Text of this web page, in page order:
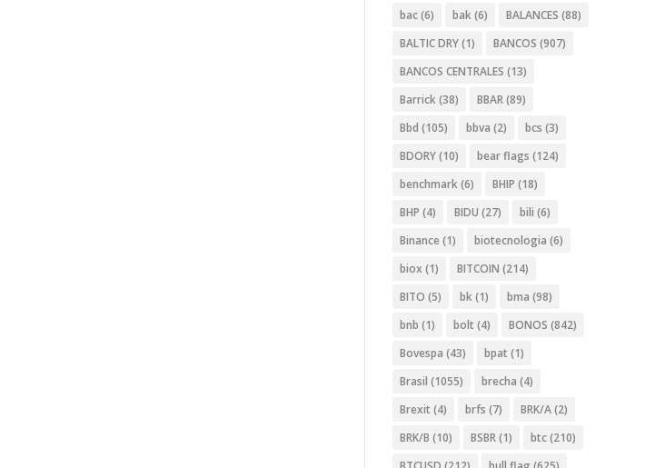
bac(6) bak(6) BALANCES (88)
BALTIC DRY(1) BANCOS (907)
BANCOS CENTRALES (13)
Barrick(38) BBAR(89)
Bbd (105) bbva (2) bcs (3)
BDORY(10) bear flags (124)
benchmark(6) BHIP (18)
BHP (4) BIDU (27) bili (6)
Binance (1) biotecnologia (6)
biox (1) BITCOIN (214)
BITO (5) bk(1) bma (98)
bnb (1) bolt (4) BONOS (842)
Bovespa (43) bpat (1)
Brasil (1055) brecha (4)
Brexit (4) brfs (7) BRK/A(2)
BRK/B (10) BSBR(1) btc(210)